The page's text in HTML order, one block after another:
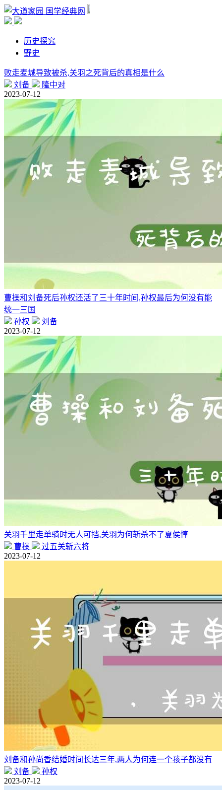
国学经典网
历史探究
野史
败走麦城导致被杀,关羽之死背后的真相是什么
刘备
隆中对
2023-07-12
曹操和刘备死后孙权还活了三十年时间,孙权最后为何没有能
统一三国
孙权
刘备
2023-07-12
关羽千里走单骑时无人可挡,关羽为何斩杀不了夏侯惇
曹操
过五关斩六将
2023-07-12
刘备和孙尚香结婚时间长达三年,两人为何连一个孩子都没有
刘备
孙权
2023-07-12